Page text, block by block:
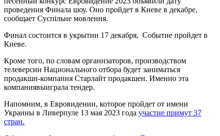
проведения Финала шоу. Оно пройдет в Киеве в декабре,
сообщает Суспільне мовлення.
Финал состоится в укрытии 17 декабря, Событие пройдет в
Киеве.
Кроме того, по словам организаторов, производством
телеверсии Национального отбора будет заниматься
продакшн-компания Старлайт продакшен. Именно эта
компаниявыиграла тендер.
Напомним, в Евровидении, которое пройдет от имени
Украины в Ливерпуле 13 мая 2023 года участие примут 37
стран.